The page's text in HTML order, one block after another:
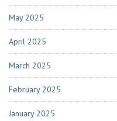
May 2025
April 2025
March 2025
February 2025
January 2025